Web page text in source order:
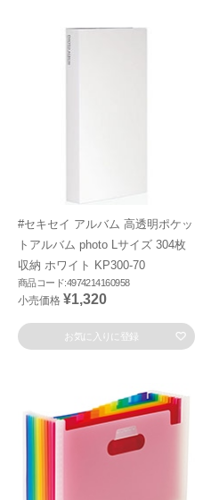
#セキセイ アルバム 高透明ポケッ
トアルバム photo Lサイズ 304枚
収納 ホワイト KP300-70
商品コード:4974214160958
小売価格 ¥1,320
お気に入りに登録